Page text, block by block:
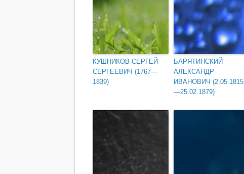
КУШНИКОВ СЕРГЕЙ
СЕРГЕЕВИЧ (1767—
1839)
БАРЯТИНСКИЙ
АЛЕКСАНДР
ИВАНОВИЧ (2.05.1815
—25.02.1879)